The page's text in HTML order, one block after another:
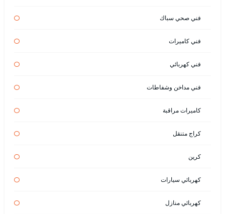
فني صحي سباك
فني كاميرات
فني كهربائي
فني مداخن وشفاطات
كاميرات مراقبة
كراج متنقل
كرين
كهربائي سيارات
كهربائي منازل